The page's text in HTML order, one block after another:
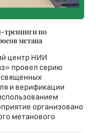
тренинги по
метана
центр НИИ
провел серию
и верификации
организовано
метанового